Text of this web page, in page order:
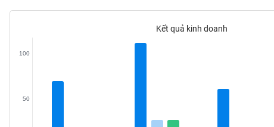
Kết quả kinh doanh
50
100
LIỆU